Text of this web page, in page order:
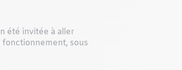
été invitée à aller
fonctionnement, sous